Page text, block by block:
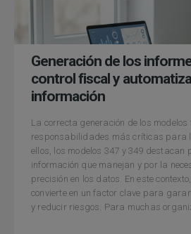
Generación de los
control fiscal y
información
La correcta generación de los
responsabilidades más críticas para
ellos, los modelos 347 y 349 destacan
información que manejan y por la
precisión en los datos. En este
convierte en un factor clave para
y reducir riesgos. Para muchas